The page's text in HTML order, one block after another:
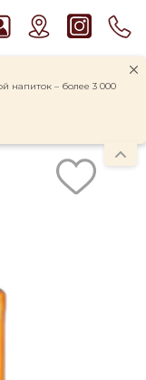
напиток – более 3 000